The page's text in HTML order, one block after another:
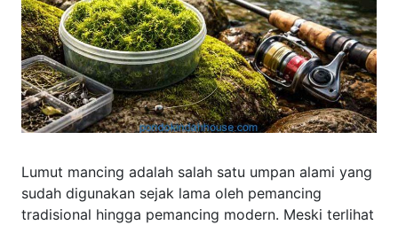
Lumut mancing adalah salah satu umpan alami yang
sudah digunakan sejak lama oleh pemancing
tradisional hingga pemancing modern. Meski terlihat